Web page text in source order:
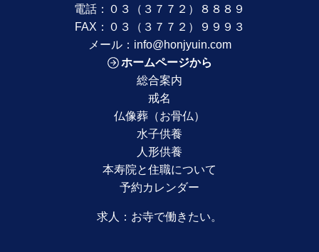
電話： ０３（３７７２）８８８９
FAX：０３（３７７２）９９９３
メール： info@honjyuin.com
ホームページから
総合案内
戒名
仏像葬（お骨仏）
水子供養
人形供養
本寿院と住職について
予約カレンダー
求人： お寺で働きたい。